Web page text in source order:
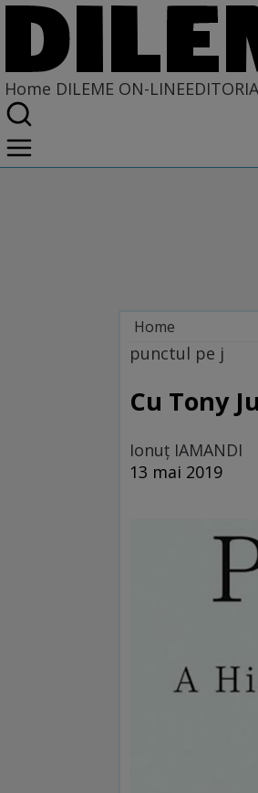
Home DILEME ON-LINE
Home
Dileme on-line
punctul pe j
Cu Tony
Ionuţ IAMANDI
13 mai 2019